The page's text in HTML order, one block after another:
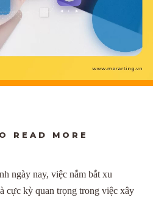
READ MORE
ngày nay, việc nắm bắt xu
cực kỳ quan trọng trong việc xây